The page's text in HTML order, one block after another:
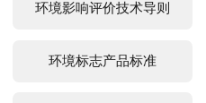
环境影响评价技术导则
环境标志产品标准